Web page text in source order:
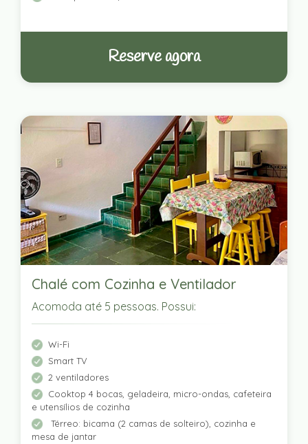
Reserve agora
Chalé com Cozinha e Ventilador
Acomoda até 5 pessoas. Possui:
Wi-Fi
Smart TV
2 ventiladores
Cooktop 4 bocas, geladeira, micro-ondas, cafeteira
e utensílios de cozinha
Térreo: bicama (2 camas de solteiro), cozinha e
mesa de jantar